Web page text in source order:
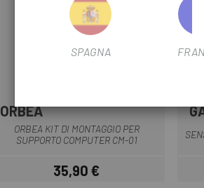
ORBEA
ORBEA KIT DI MONTAGGIO PER
SUPPORTO COMPUTER CM-01
Prezzo
35,90 €
SPAGNA